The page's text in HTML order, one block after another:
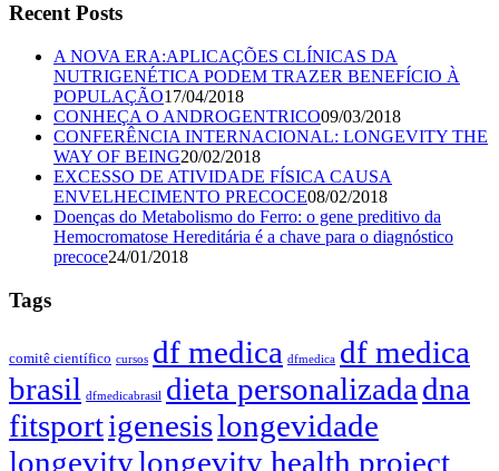
Recent Posts
A NOVA ERA:APLICAÇÕES CLÍNICAS DA
NUTRIGENÉTICA PODEM TRAZER BENEFÍCIO À
POPULAÇÃO17/04/2018
CONHEÇA O ANDROGENTRICO09/03/2018
CONFERÊNCIA INTERNACIONAL: LONGEVITY THE
WAY OF BEING20/02/2018
EXCESSO DE ATIVIDADE FÍSICA CAUSA
ENVELHECIMENTO PRECOCE08/02/2018
Doenças do Metabolismo do Ferro: o gene preditivo da
Hemocromatose Hereditária é a chave para o diagnóstico
precoce24/01/2018
Tags
comitê científico cursos df medica dfmedica df medica
brasil dfmedicabrasil dieta personalizada dna
fitsportigenesislongevidade
longevitylongevity health project